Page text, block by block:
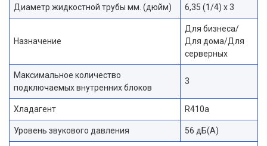
Диаметр жидкостной трубы мм. (дюйм) 6,35 (1/4) х 3
Назначение
Для бизнеса/
Для дома/Для
серверных
Максимальное количество
подключаемых внутренних блоков
3
Хладагент R410a
Уровень звукового давления 56 дБ(А)